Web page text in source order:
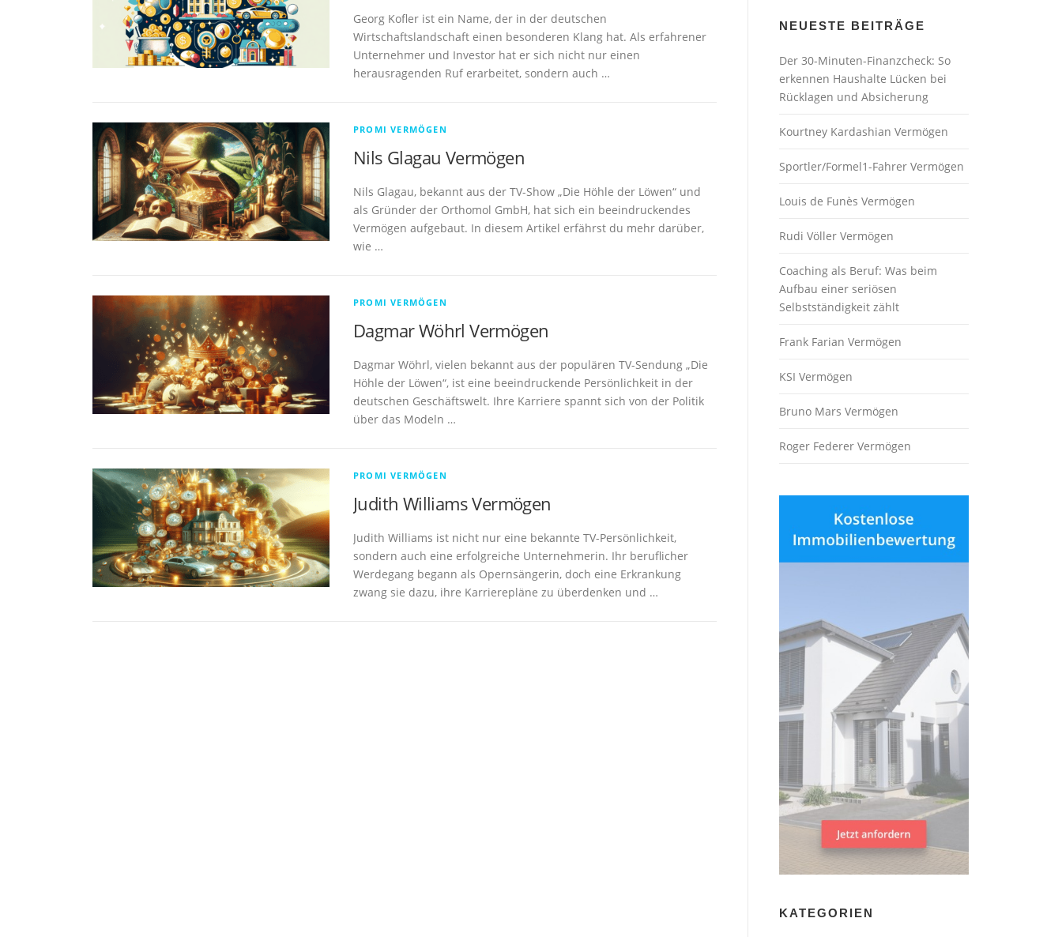
Georg Kofler ist ein Name, der in der deutschen
Wirtschaftslandschaft einen besonderen Klang hat. Als erfahrener
Unternehmer und Investor hat er sich nicht nur einen
herausragenden Ruf erarbeitet, sondern auch …
PROMI VERMÖGEN
Nils Glagau Vermögen
Nils Glagau, bekannt aus der TV-Show „Die Höhle der Löwen“ und
als Gründer der Orthomol GmbH, hat sich ein beeindruckendes
Vermögen aufgebaut. In diesem Artikel erfährst du mehr darüber,
wie …
PROMI VERMÖGEN
Dagmar Wöhrl Vermögen
Dagmar Wöhrl, vielen bekannt aus der populären TV-Sendung „Die
Höhle der Löwen“, ist eine beeindruckende Persönlichkeit in der
deutschen Geschäftswelt. Ihre Karriere spannt sich von der Politik
über das Modeln …
PROMI VERMÖGEN
Judith Williams Vermögen
Judith Williams ist nicht nur eine bekannte TV-Persönlichkeit,
sondern auch eine erfolgreiche Unternehmerin. Ihr beruflicher
Werdegang begann als Opernsängerin, doch eine Erkrankung
zwang sie dazu, ihre Karrierepläne zu überdenken und …
NEUESTE BEITRÄGE
Der 30-Minuten-Finanzcheck: So
erkennen Haushalte Lücken bei
Rücklagen und Absicherung
Kourtney Kardashian Vermögen
Sportler/Formel1-Fahrer Vermögen
Louis de Funès Vermögen
Rudi Völler Vermögen
Coaching als Beruf: Was beim
Aufbau einer seriösen
Selbstständigkeit zählt
Frank Farian Vermögen
KSI Vermögen
Bruno Mars Vermögen
Roger Federer Vermögen
KATEGORIEN